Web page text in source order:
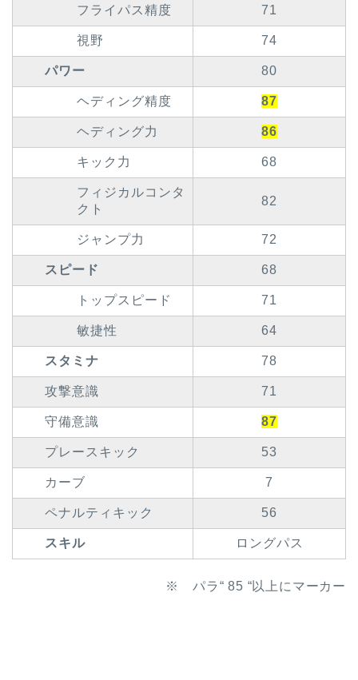
フライパス精度 71
視野 74
パワー 80
ヘディング精度 87
ヘディング力 86
キック力 68
フィジカルコンタ
クト
82
ジャンプ力 72
スピード 68
トップスピード 71
敏捷性 64
スタミナ 78
攻撃意識 71
守備意識 87
プレースキック 53
カーブ 7
ペナルティキック 56
スキル ロングパス
※ パラ“ 85 “以上にマーカー